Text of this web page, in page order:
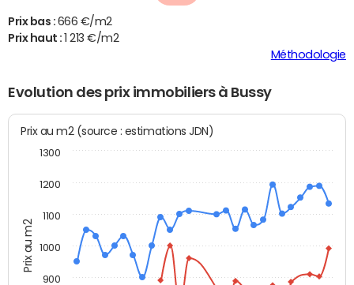
Prix bas : 666 €/m2
Prix haut :
1 213 €/m2
Méthodologie
Evolution des prix immobiliers à Bussy
Prix au m2
Prix au m2 (source : estimations JDN)
900
1000
1100
1200
1300